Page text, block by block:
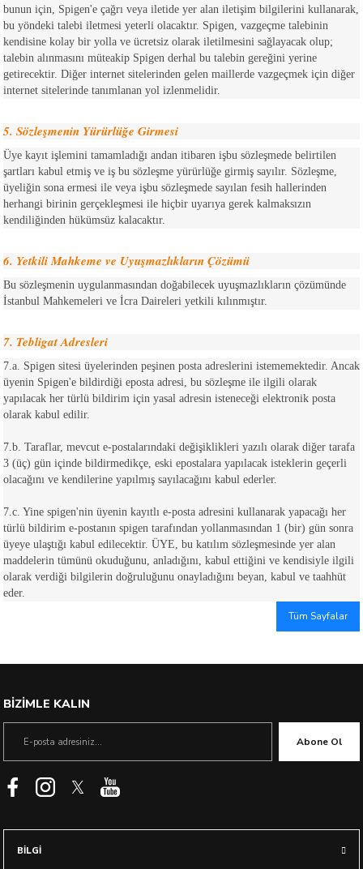
bunun için, Spigen'e çağrı veya iletide yer alan iletişim bilgilerini kullanarak,
bu yöndeki talebi iletmesi yeterli olacaktır. Spigen, vazgeçme talebinin
kendisine kolay bir yolla ve ücretsiz olarak iletilmesini sağlayacak olup;
talebin alınmasını müteakip Spigen derhal bu talebin gereğini yerine
getirecektir. Diğer internet sitelerinden gelen maillerde vazgeçmek için diğer
internet sitelerinde tanımlanan yol izlenmelidir.
5. Sözleşmenin Yürürlüğe Girmesi
Üye kayıt işlemini tamamladığı andan itibaren işbu sözleşmede belirtilen
şartları kabul etmiş ve iş bu sözleşme yürürlüğe girmiş sayılır. Sözleşme,
üyeliğin sona ermesi ile veya işbu sözleşmede sayılan fesih hallerinden
herhangi birinin gerçekleşmesi ile hiçbir uyarıya gerek kalmaksızın
kendiliğinden hükümsüz kalacaktır.
6. Yetkili Mahkeme ve Uyuşmazlıkların Çözümü
Bu sözleşmenin uygulanmasından doğabilecek uyuşmazlıkların çözümünde
İstanbul Mahkemeleri ve İcra Daireleri yetkili kılınmıştır.
7. Tebligat Adresleri
7.a. Spigen sitesi üyelerinden peşinen posta adreslerini istememektedir. Ancak
üyenin Spigen'e bildirdiği eposta adresi, bu sözleşme ile ilgili olarak
yapılacak her türlü bildirim için yasal adresin isteneceği elektronik posta
olarak kabul edilir.
7.b. Taraflar, mevcut e-postalarındaki değişiklikleri yazılı olarak diğer tarafa
3 (üç) gün içinde bildirmedikçe, eski epostalara yapılacak isteklerin geçerli
olacağını ve kendilerine yapılmış sayılacağını kabul ederler.
7.c. Yine spigen'nin üyenin kayıtlı e-posta adresini kullanarak yapacağı her
türlü bildirim e-postanın spigen tarafından yollanmasından 1 (bir) gün sonra
üyeye ulaştığı kabul edilecektir. ÜYE, bu katılım sözleşmesinde yer alan
maddelerin tümünü okuduğunu, anladığını, kabul ettiğini ve kendisiyle ilgili
olarak verdiği bilgilerin doğruluğunu onayladığını beyan, kabul ve taahhüt
eder.
Tüm Sayfalar
BİZİMLE KALIN
Abone Ol
BİLGİ